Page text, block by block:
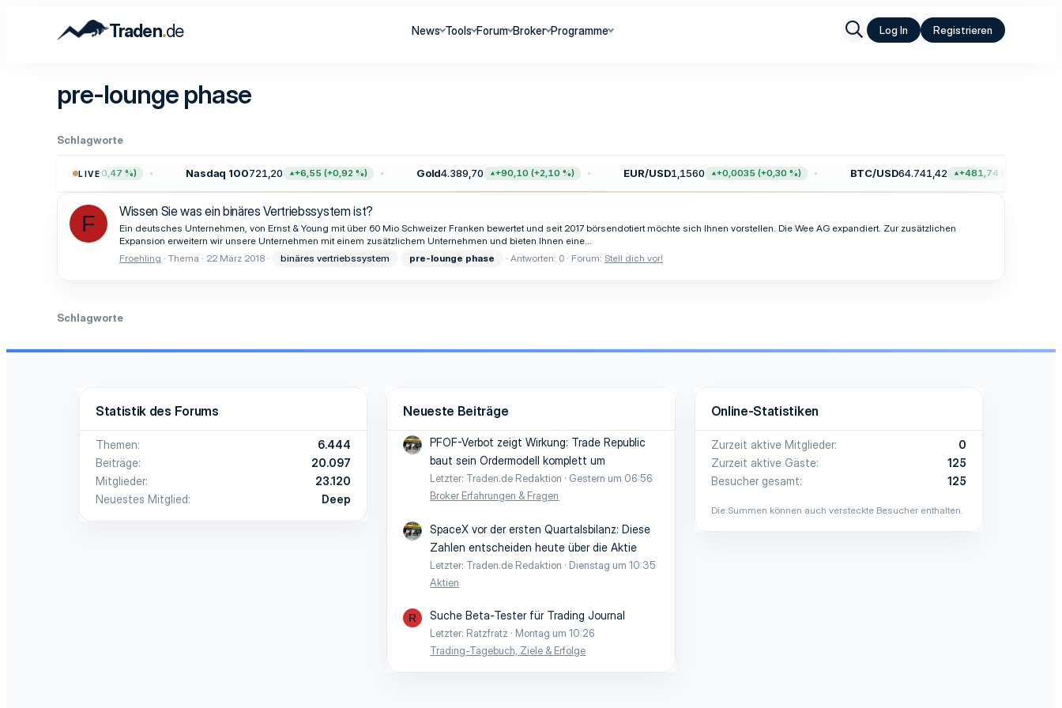
Traden.de News Tools Forum Broker Programme Log In Registrieren
pre-lounge phase
Schlagworte
LIVE
+36,22 (+0,47 %) Nasdaq 100721,20 +6,55 (+0,92 %) Gold4.389,70 +90,10 (+2,10 %) EUR/USD1,1560 +0,0035 (+0,30 %) BTC/USD64.741,42 +481,74 (+0,75 %)
F Wissen Sie was ein binäres Vertriebssystem ist?
Ein deutsches Unternehmen, von Ernst & Young mit über 60 Mio Schweizer Franken bewertet und seit 2017 börsendotiert möchte sich Ihnen vorstellen. Die Wee AG expandiert. Zur zusätzlichen
Expansion erweitern wir unsere Unternehmen mit einem zusätzlichem Unternehmen und bieten Ihnen eine...
Froehling
Thema 22 März 2018 binäres vertriebssystem pre-lounge phase Antworten: 0 Forum: Stell dich vor!
Schlagworte
Statistik des Forums
Themen
6.444
Beiträge
20.097
Mitglieder
23.120
Neuestes Mitglied
Deep
Neueste Beiträge
PFOF-Verbot zeigt Wirkung: Trade Republic
baut sein Ordermodell komplett um
Letzter: Traden.de Redaktion
Gestern um 06:56
Broker Erfahrungen & Fragen
SpaceX vor der ersten Quartalsbilanz: Diese
Zahlen entscheiden heute über die Aktie
Letzter: Traden.de Redaktion
Dienstag um 10:35
Aktien
R Suche Beta-Tester für Trading Journal
Letzter: Ratzfratz
Montag um 10:26
Trading-Tagebuch, Ziele & Erfolge
Online-Statistiken
Zurzeit aktive Mitglieder
0
Zurzeit aktive Gäste
125
Besucher gesamt
125
Die Summen können auch versteckte Besucher enthalten.